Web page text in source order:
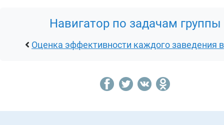
Навигатор по задачам группы
Оценка эффективности каждого заведения